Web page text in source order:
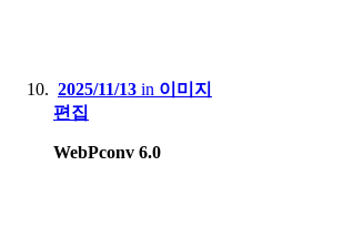
2025/11/13 in 이미지
편집
WebPconv 6.0